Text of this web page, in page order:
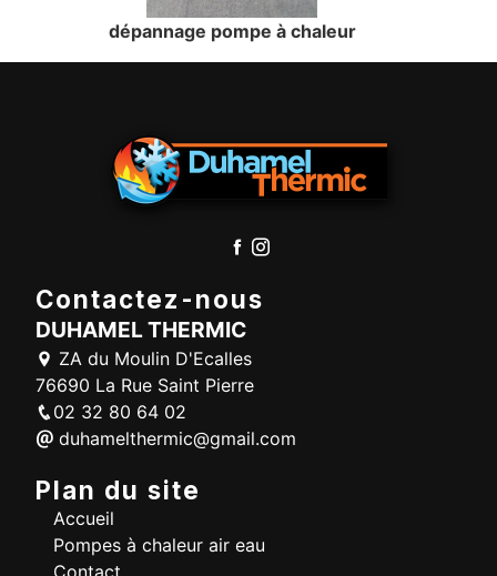
dépannage pompe à chaleur
Contactez-nous
DUHAMEL THERMIC
ZA du Moulin D'Ecalles
76690 La Rue Saint Pierre
02 32 80 64 02
duhamelthermic@gmail.com
Plan du site
Accueil
Pompes à chaleur air eau